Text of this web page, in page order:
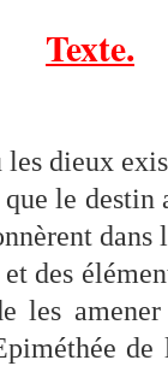
Texte.
dieux
le destin
dans
des
les